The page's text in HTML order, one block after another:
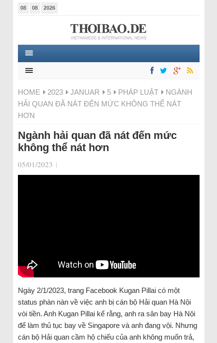
08 08 2026
HOME 2023 JANUAR 5 PHÁP LUẬT
NGÀNH
HẢI QUAN ĐÃ NÁT ĐẾN MỨC KHÔNG THỂ NÁT
HƠN
Ngành hải quan đã nát đến mức
không thể nát hơn
05/01/2023 |
Ngày 2/1/2023, trang Facebook Kugan Pillai có một
status phàn nàn về việc anh bị cán bộ Hải quan Hà Nội
vòi tiền. Anh Kugan Pillai kể rằng, anh ra sân bay Hà Nội
để làm thủ tục bay về Singapore và anh đang vội. Nhưng
cán bộ Hải quan cầm hộ chiếu của anh không muốn trả,